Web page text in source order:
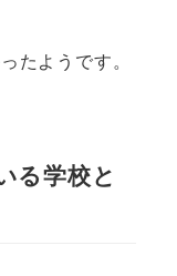
たようです。
る学校と